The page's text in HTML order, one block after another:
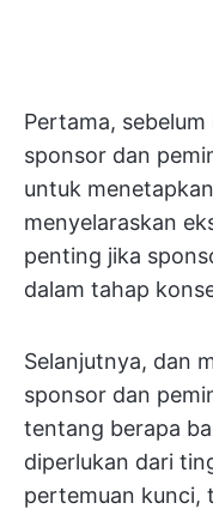
Pertama,
sponsor dan
untuk
menyelaraskan
penting jika
dalam tahap
Selanjutnya, dan
sponsor dan
tentang berapa
diperlukan dari
pertemuan kunci,